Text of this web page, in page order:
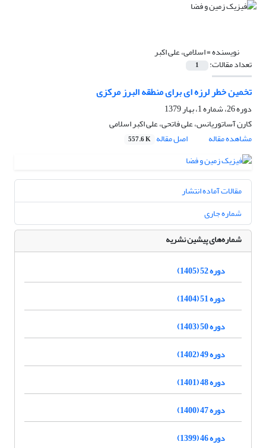
نویسنده =اسلامی، علی اکبر
تعداد مقالات: 1
تخمین خطر لرزه ای برای منطقه البرز مرکزی
دوره 26، شماره 1، بهار 1379
کارن آساتوریانس، علی فاتحی، علی اکبر اسلامی
مشاهده مقاله
اصل مقاله 557.6 K
مقالات آماده انتشار
شماره جاری
شماره‌های پیشین نشریه
دوره 52 (1405)
دوره 51 (1404)
دوره 50 (1403)
دوره 49 (1402)
دوره 48 (1401)
دوره 47 (1400)
دوره 46 (1399)